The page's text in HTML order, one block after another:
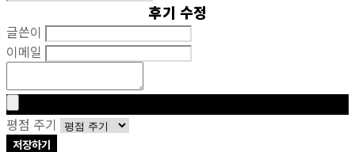
후기 수정
글쓴이
이메일
평점 주기
저장하기